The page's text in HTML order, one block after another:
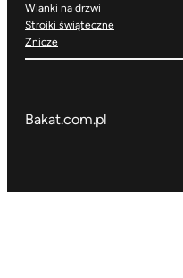
Wianki na drzwi
Stroiki świąteczne
Znicze
Bakat.com.pl